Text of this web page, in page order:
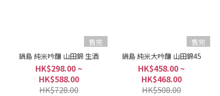
售完
鍋島 純米吟釀 山田錦 生酒
HK$298.00 ~
HK$588.00
HK$728.00
售完
鍋島 純米大吟釀 山田錦45
HK$458.00 ~
HK$468.00
HK$508.00